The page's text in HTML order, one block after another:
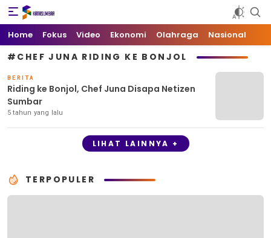
Kata Sumbar
Berita Sumbar Hari Ini
Home Fokus Video Ekonomi Olahraga Nasional
#CHEF JUNA RIDING KE BONJOL
BERITA
Riding ke Bonjol, Chef Juna Disapa Netizen
Sumbar
5 tahun yang lalu
LIHAT LAINNYA +
TERPOPULER